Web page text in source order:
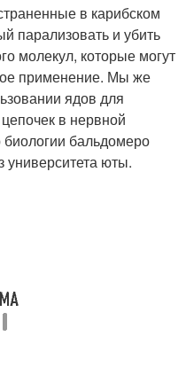
в карибском
парализовать и убить
молекул, которые могут
применение. Мы же
ядов для
в нервной
бальдомеро
юты.